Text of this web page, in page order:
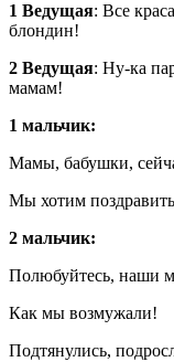
1 Ведущая: Все
блондин!
2 Ведущая: Ну-ка
мамам!
1 мальчик:
Мамы, бабушки,
Мы хотим
2 мальчик:
Полюбуйтесь, наши
Как мы возмужали!
Подтянулись,